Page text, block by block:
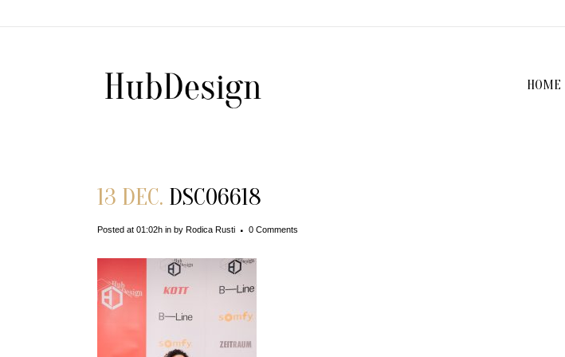
HOME
13 DEC. DSC06618
Posted at 01:02h in by Rodica Rusti 0 Comments